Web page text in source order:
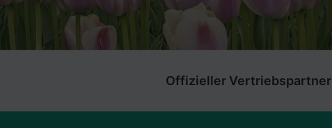
Offizieller Vertriebspartner